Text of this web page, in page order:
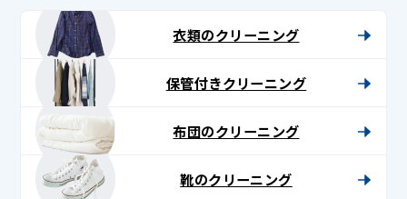
衣類のクリーニング
保管付きクリーニング
布団のクリーニング
靴のクリーニング